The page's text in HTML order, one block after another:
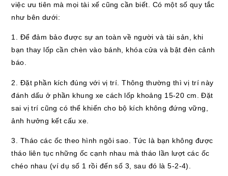
việc ưu tiên mà mọi tài xế cũng cần biết. Có một số quy tắc
như bên dưới:
1. Để đảm bảo được sự an toàn về người và tài sản, khi
bạn thay lốp cần chèn vào bánh, khóa cửa và bật đèn cảnh
báo.
2. Đặt phần kích đúng với vị trí. Thông thường thì vị trí này
đánh dấu ở phần khung xe cách lốp khoảng 15-20 cm. Đặt
sai vị trí cũng có thể khiến cho bộ kích không đứng vững,
ảnh hưởng kết cấu xe.
3. Tháo các ốc theo hình ngôi sao. Tức là bạn không được
tháo liên tục những ốc cạnh nhau mà tháo lần lượt các ốc
chéo nhau (ví dụ số 1 rồi đến số 3, sau đó là 5-2-4).